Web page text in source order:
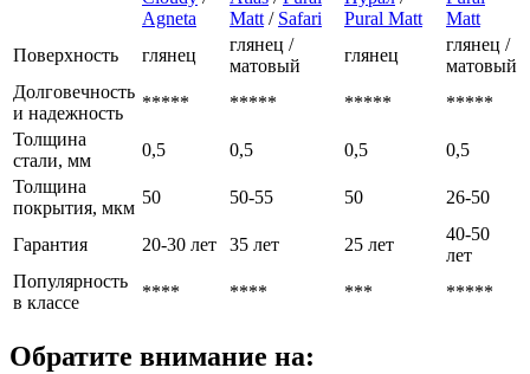
Agneta
Matt / Safari
Pural Matt
Matt
Поверхность
глянец
глянец /
матовый
глянец
глянец /
матовый
Долговечность
и надежность
***** ***** *****
*****
Толщина
стали, мм
0,5 0,5 0,5
0,5
Толщина
покрытия, мкм
50 50-55 50 26-50
Гарантия 20-30 лет 35 лет 25 лет
40-50
лет
Популярность
в классе
**** **** *** *****
Обратите внимание на: